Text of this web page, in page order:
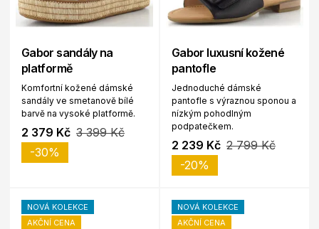
Gabor sandály na
platformě
Komfortní kožené dámské
sandály ve smetanově bílé
barvě na vysoké platformě.
2 379 Kč 3 399 Kč
-30%
Gabor luxusní kožené
pantofle
Jednoduché dámské
pantofle s výraznou sponou a
nízkým pohodlným
podpatečkem.
2 239 Kč 2 799 Kč
-20%
NOVÁ KOLEKCE
AKČNÍ CENA
NOVÁ KOLEKCE
AKČNÍ CENA